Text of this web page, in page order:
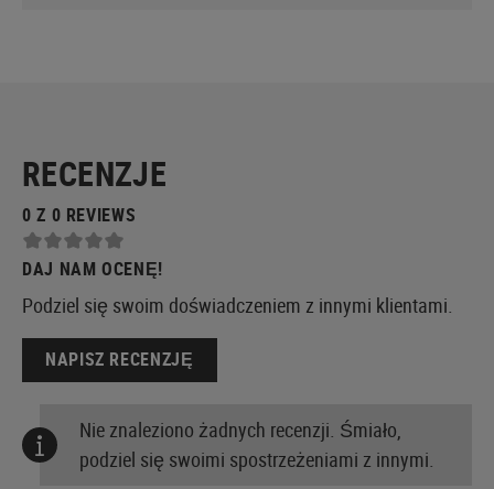
RECENZJE
0 Z 0 REVIEWS
DAJ NAM OCENĘ!
Podziel się swoim doświadczeniem z innymi klientami.
NAPISZ RECENZJĘ
Nie znaleziono żadnych recenzji. Śmiało,
podziel się swoimi spostrzeżeniami z innymi.